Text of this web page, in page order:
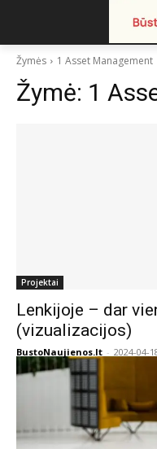
Žymės 1 Asset Management
Žymė: 1
Projektai
Lenkijoje – dar
(vizualizacijos)
BustoNaujienos.lt - 2024-04-